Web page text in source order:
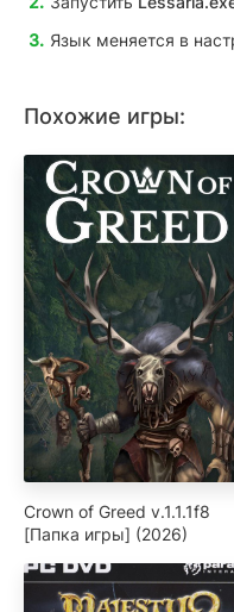
Язык меняется в
Похожие игры:
Crown of Greed v.1.1.1f8
[Папка игры] (2026)